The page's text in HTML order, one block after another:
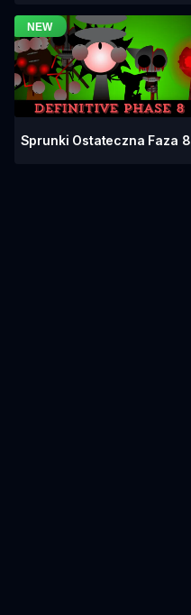
Sprunki Ostateczna Faza 8